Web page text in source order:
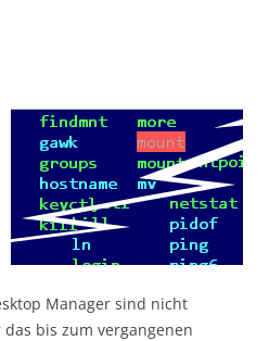
Manager sind nicht
bis zum vergangenen